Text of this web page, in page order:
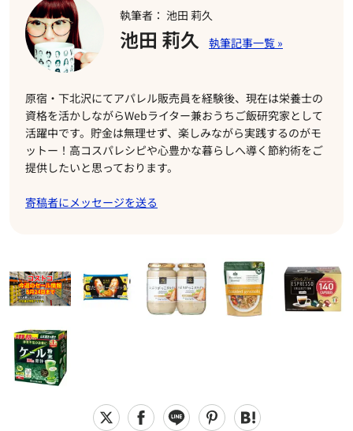
執筆者： 池田 莉久
池田 莉久
原宿・下北沢にてアパレル販売員を経験後、現在は栄養士の
資格を活かしながらWebライター兼おうちご飯研究家として
活躍中です。貯金は無理せず、楽しみながら実践するのがモ
ットー！高コスパレシピや心豊かな暮らしへ導く節約術をご
提供したいと思っております。
寄稿者にメッセージを送る